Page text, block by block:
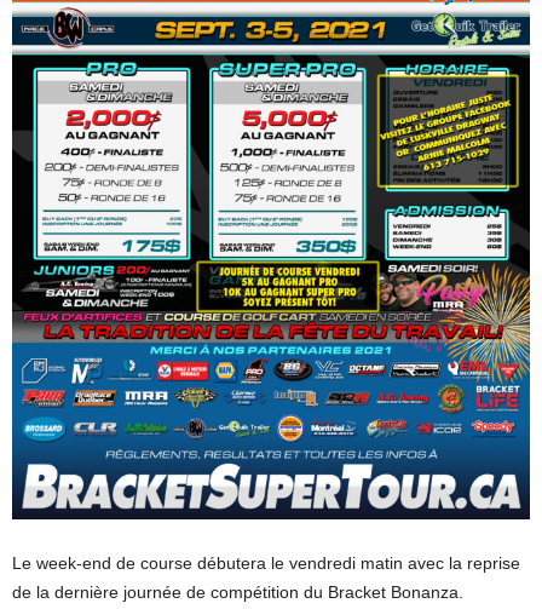
Le week-end de course débutera le vendredi matin avec la reprise
de la dernière journée de compétition du Bracket Bonanza.